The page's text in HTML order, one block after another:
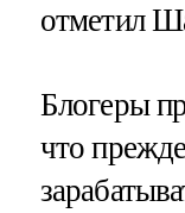
отметил
Блогеры
что